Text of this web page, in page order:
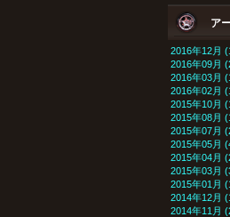
ア
2016年12月
2016年09月
2016年03月
2016年02月
2015年10月
2015年08月
2015年07月
2015年05月
2015年04月
2015年03月
2015年01月
2014年12月
2014年11月